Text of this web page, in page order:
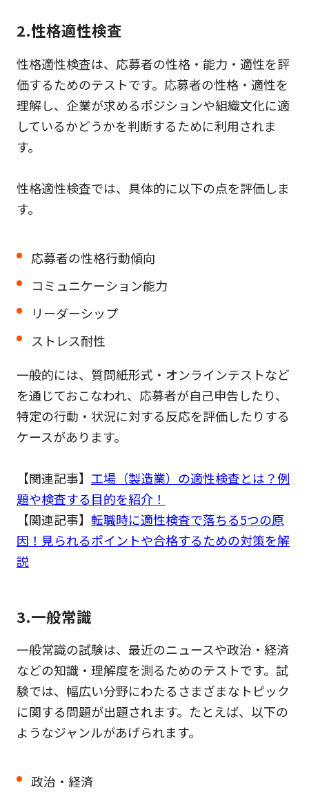
2.性格適性検査
性格適性検査は、応募者の性格・能力・適性を評
価するためのテストです。応募者の性格・適性を
理解し、企業が求めるポジションや組織文化に適
しているかどうかを判断するために利用されま
す。
性格適性検査では、具体的に以下の点を評価しま
す。
応募者の性格行動傾向
コミュニケーション能力
リーダーシップ
ストレス耐性
一般的には、質問紙形式・オンラインテストなど
を通じておこなわれ、応募者が自己申告したり、
特定の行動・状況に対する反応を評価したりする
ケースがあります。
【関連記事】 工場（製造業）の適性検査とは？例
題や検査する目的を紹介！
【関連記事】 転職時に適性検査で落ちる5つの原
因！見られるポイントや合格するための対策を解
説
3.一般常識
一般常識の試験は、最近のニュースや政治・経済
などの知識・理解度を測るためのテストです。試
験では、幅広い分野にわたるさまざまなトピック
に関する問題が出題されます。たとえば、以下の
ようなジャンルがあげられます。
政治・経済